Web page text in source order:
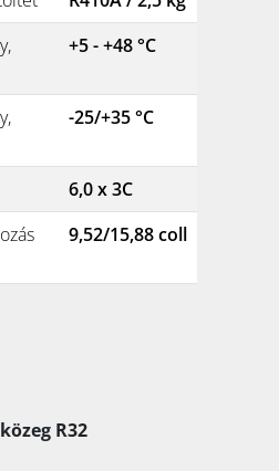
+5 - +48 °C
-25/+35 °C
6,0 x 3C
9,52/15,88 coll
R32